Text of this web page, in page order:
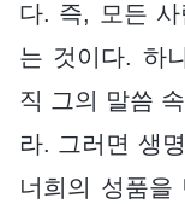
다. 즉, 모든
는 것이다. 하
직 그의 말씀
라. 그러면 생
너희의 성품을